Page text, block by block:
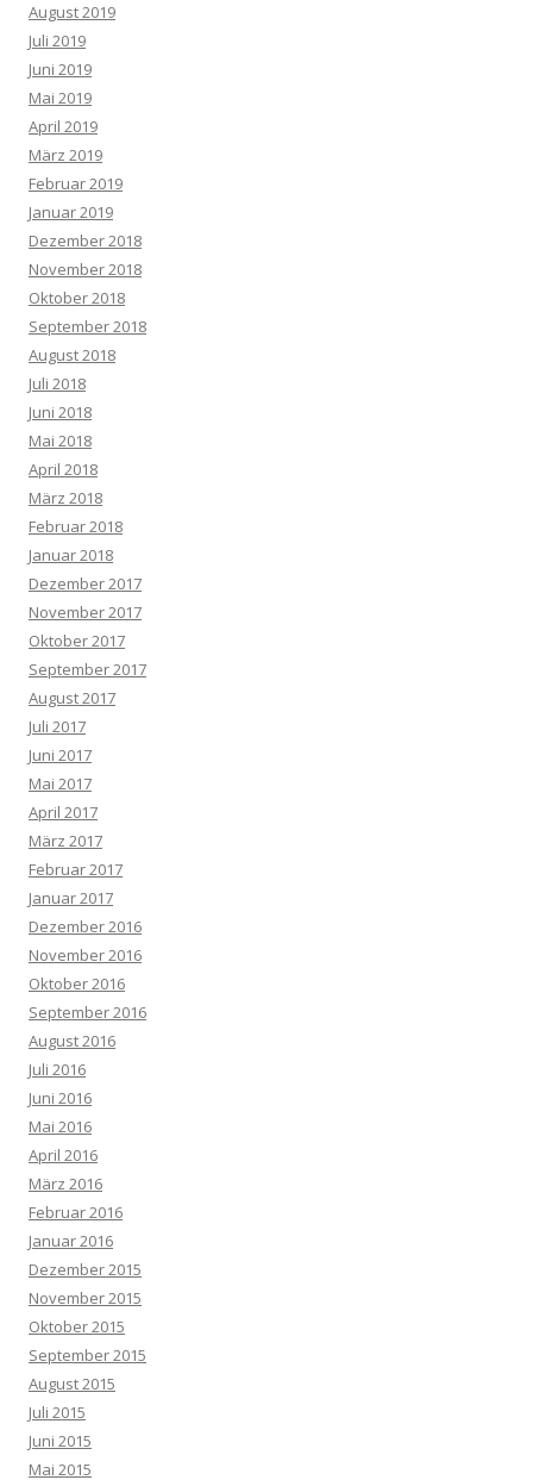
August 2019
Juli 2019
Juni 2019
Mai 2019
April 2019
März 2019
Februar 2019
Januar 2019
Dezember 2018
November 2018
Oktober 2018
September 2018
August 2018
Juli 2018
Juni 2018
Mai 2018
April 2018
März 2018
Februar 2018
Januar 2018
Dezember 2017
November 2017
Oktober 2017
September 2017
August 2017
Juli 2017
Juni 2017
Mai 2017
April 2017
März 2017
Februar 2017
Januar 2017
Dezember 2016
November 2016
Oktober 2016
September 2016
August 2016
Juli 2016
Juni 2016
Mai 2016
April 2016
März 2016
Februar 2016
Januar 2016
Dezember 2015
November 2015
Oktober 2015
September 2015
August 2015
Juli 2015
Juni 2015
Mai 2015